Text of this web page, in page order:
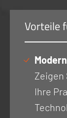
Vorteile
Zeigen
Ihre